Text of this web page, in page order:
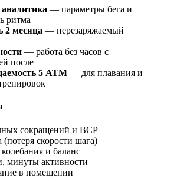
— параметры бега и
ритма
2 месяца — перезаряжаемый
— работа без часов с
после
5 ATM — для плавания и
сокращений и ВСР
скорости шага)
и баланс
минуты активности
в помещении